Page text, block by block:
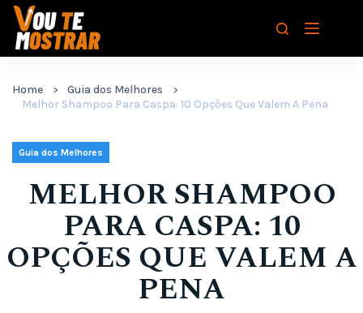
Pular
para
Home
Guia dos Melhores
Melhor Shampoo Para Caspa: 10 Opções Que Valem A Pena
Guia dos Melhores
MELHOR SHAMPOO
PARA CASPA: 10
OPÇÕES QUE VALEM A
PENA